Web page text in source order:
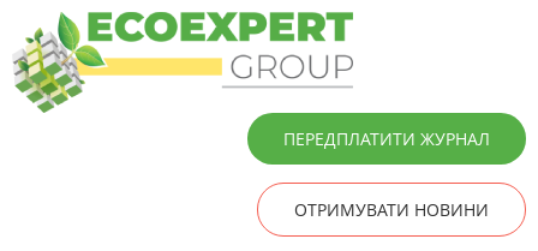
ПЕРЕДПЛАТИТИ ЖУРНАЛ
ОТРИМУВАТИ НОВИНИ